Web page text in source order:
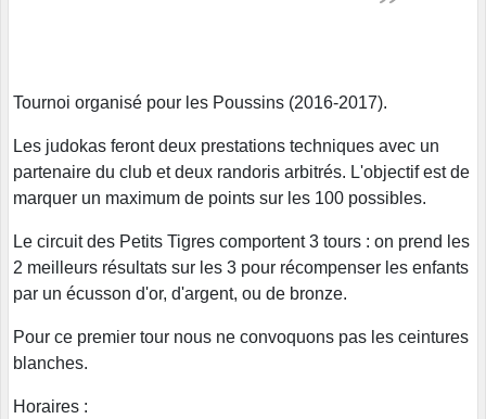
Tournoi organisé pour les Poussins (2016-2017).
Les judokas feront deux prestations techniques avec un
partenaire du club et deux randoris arbitrés. L'objectif est de
marquer un maximum de points sur les 100 possibles.
Le circuit des Petits Tigres comportent 3 tours : on prend les
2 meilleurs résultats sur les 3 pour récompenser les enfants
par un écusson d'or, d'argent, ou de bronze.
Pour ce premier tour nous ne convoquons pas les ceintures
blanches.
Horaires :